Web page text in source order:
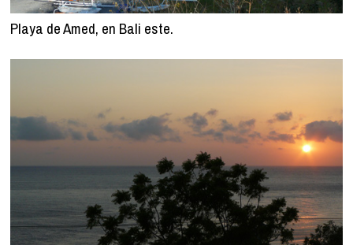
Playa de Amed, en Bali este.